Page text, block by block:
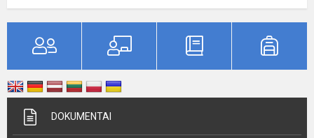
DOKUMENTAI